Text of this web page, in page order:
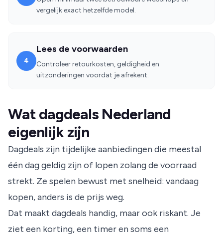
vergelijk exact hetzelfde model.
4
Lees de voorwaarden
Controleer retourkosten, geldigheid en
uitzonderingen voordat je afrekent.
Wat dagdeals Nederland
eigenlijk zijn
Dagdeals zijn tijdelijke aanbiedingen die meestal
één dag geldig zijn of lopen zolang de voorraad
strekt. Ze spelen bewust met snelheid: vandaag
kopen, anders is de prijs weg.
Dat maakt dagdeals handig, maar ook riskant. Je
ziet een korting, een timer en soms een